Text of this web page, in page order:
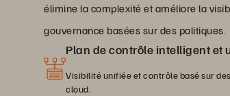
élimine la complexité et améliore la
gouvernance basées sur des politiques.
Plan de contrôle intelligent et
Visibilité unifiée et contrôle basé sur
cloud.